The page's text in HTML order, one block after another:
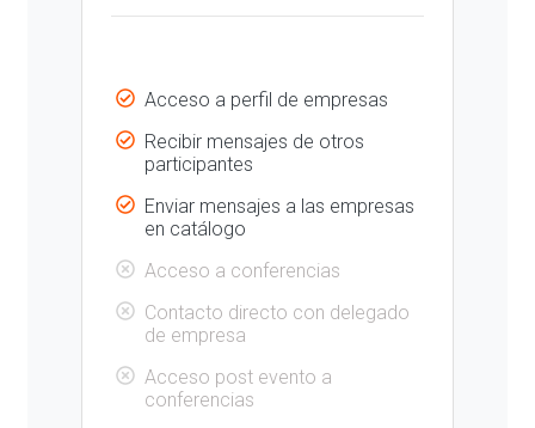
Acceso a perfil de empresas
Recibir mensajes de otros
participantes
Enviar mensajes a las empresas
en catálogo
Acceso a conferencias
Contacto directo con delegado
de empresa
Acceso post evento a
conferencias